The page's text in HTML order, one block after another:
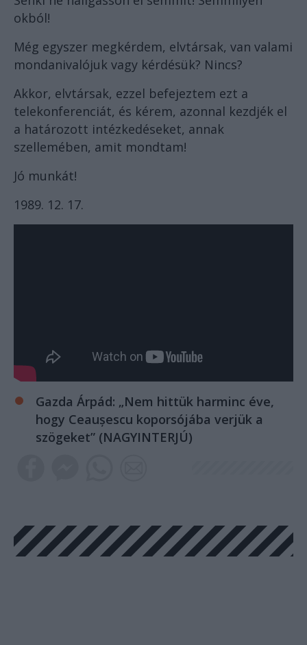
okból!
Még egyszer megkérdem, elvtársak, van valami
mondanivalójuk vagy kérdésük? Nincs?
Akkor, elvtársak, ezzel befejeztem ezt a
telekonferenciát, és kérem, azonnal kezdjék el
a határozott intézkedéseket, annak
szellemében, amit mondtam!
Jó munkát!
1989. 12. 17.
Gazda Árpád: „Nem hittük harminc éve,
hogy Ceaușescu koporsójába verjük a
szögeket” (NAGYINTERJÚ)